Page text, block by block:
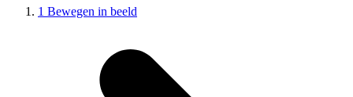
1 Bewegen in beeld